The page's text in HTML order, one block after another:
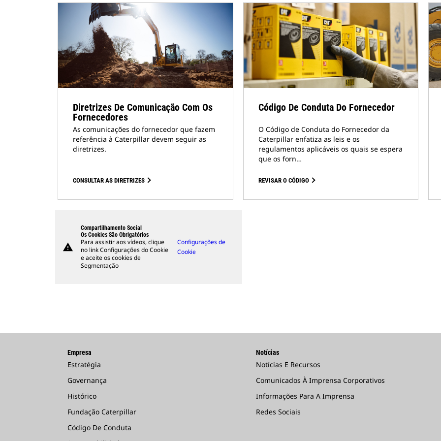
Diretrizes De Comunicação Com Os
Fornecedores
As comunicações do fornecedor que fazem
referência à Caterpillar devem seguir as
diretrizes.
CONSULTAR AS DIRETRIZES
Código De Conduta Do Fornecedor
O Código de Conduta do Fornecedor da
Caterpillar enfatiza as leis e os
regulamentos aplicáveis os quais se espera
que os forn…
REVISAR O CÓDIGO
warning
Compartilhamento Social
Os Cookies São Obrigatórios
Para assistir aos vídeos, clique
no link Configurações do Cookie
e aceite os cookies de
Segmentação
Configurações de
Cookie
Empresa
Estratégia
Governança
Histórico
Fundação Caterpillar
Código De Conduta
Notícias
Notícias E Recursos
Comunicados À Imprensa Corporativos
Informações Para A Imprensa
Redes Sociais